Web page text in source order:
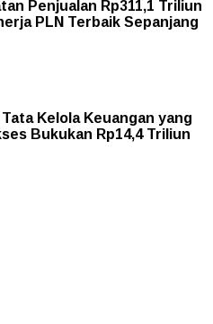
Penjualan Rp311,1 Triliun
PLN Terbaik Sepanjang
Kelola Keuangan yang
Bukukan Rp14,4 Triliun